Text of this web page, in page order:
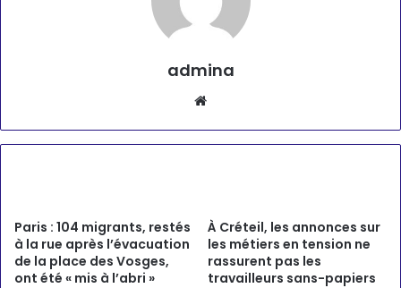
admina
Paris : 104 migrants, restés
à la rue après l’évacuation
de la place des Vosges,
ont été « mis à l’abri »
À Créteil, les annonces sur
les métiers en tension ne
rassurent pas les
travailleurs sans-papiers